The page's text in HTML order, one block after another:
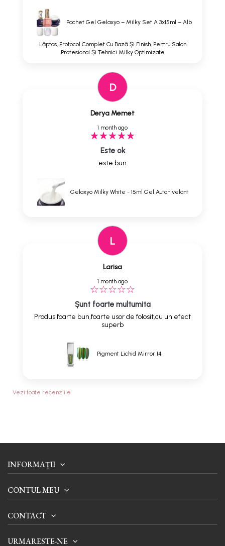
Pachet Gel Gelaxyo – Milky Set A 3x15ml – Alb
Lăptos, Protocol Complet Cu Bază Și Finish, Pentru Salon
Profesional Și Tehnici Milky Optimizate
D
Derya Memet
1 month ago
Este ok
este bun
Gelaxyo Milky White - 15ml Gel Autonivelant
L
Larisa
1 month ago
Șunt foarte multumita
Produs foarte bun,foarte usor de folosit,cu un efect
superb
Pigment Lichid Mirror 14
Vezi toate recenziile
INFORMAȚII
CONTUL MEU
CONTACT
URMARESTE-NE